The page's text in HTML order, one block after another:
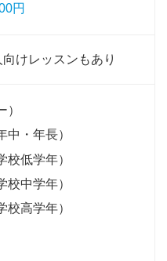
円
けレッスンもあり
中・年長）
校低学年）
校中学年）
校高学年）